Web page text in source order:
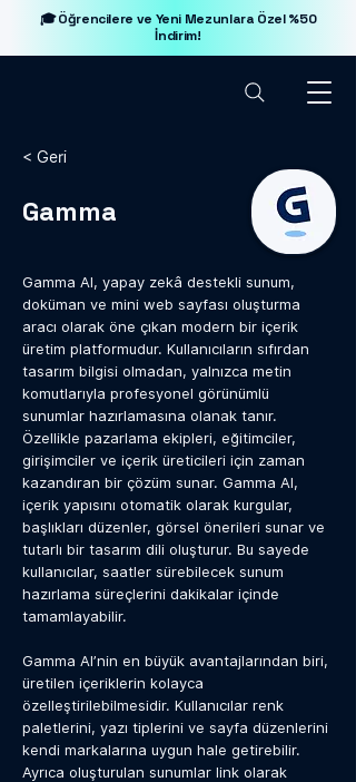
🎓 Öğrencilere ve Yeni Mezunlara Özel %50
İndirim!
< Geri
Gamma
Gamma AI, yapay zekâ destekli sunum,
doküman ve mini web sayfası oluşturma
aracı olarak öne çıkan modern bir içerik
üretim platformudur. Kullanıcıların sıfırdan
tasarım bilgisi olmadan, yalnızca metin
komutlarıyla profesyonel görünümlü
sunumlar hazırlamasına olanak tanır.
Özellikle pazarlama ekipleri, eğitimciler,
girişimciler ve içerik üreticileri için zaman
kazandıran bir çözüm sunar. Gamma AI,
içerik yapısını otomatik olarak kurgular,
başlıkları düzenler, görsel önerileri sunar ve
tutarlı bir tasarım dili oluşturur. Bu sayede
kullanıcılar, saatler sürebilecek sunum
hazırlama süreçlerini dakikalar içinde
tamamlayabilir.
Gamma AI’nin en büyük avantajlarından biri,
üretilen içeriklerin kolayca
özelleştirilebilmesidir. Kullanıcılar renk
paletlerini, yazı tiplerini ve sayfa düzenlerini
kendi markalarına uygun hale getirebilir.
Ayrıca oluşturulan sunumlar link olarak